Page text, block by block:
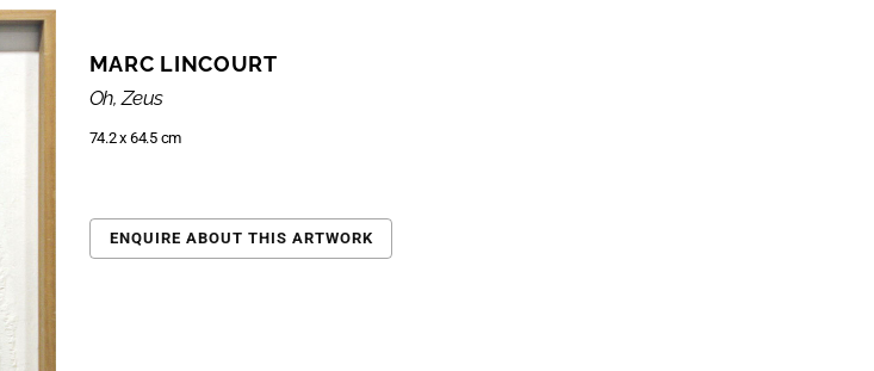
MARC LINCOURT
Oh, Zeus
74.2 x 64.5 cm
ENQUIRE ABOUT THIS ARTWORK